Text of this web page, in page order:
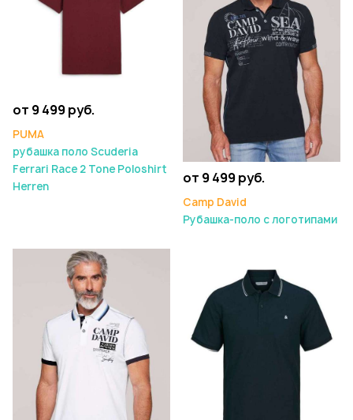
от 9 499 руб.
PUMA
рубашка поло Scuderia
Ferrari Race 2 Tone Poloshirt
Herren
от 9 499 руб.
Camp David
Рубашка-поло с логотипами